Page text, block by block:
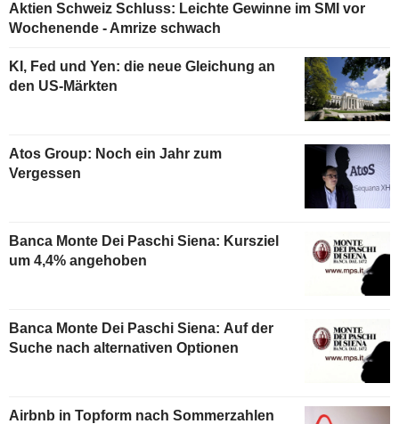
Aktien Schweiz Schluss: Leichte Gewinne im SMI vor
Wochenende - Amrize schwach
KI, Fed und Yen: die neue Gleichung an
den US-Märkten
Atos Group: Noch ein Jahr zum
Vergessen
Banca Monte Dei Paschi Siena: Kursziel
um 4,4% angehoben
Banca Monte Dei Paschi Siena: Auf der
Suche nach alternativen Optionen
Airbnb in Topform nach Sommerzahlen